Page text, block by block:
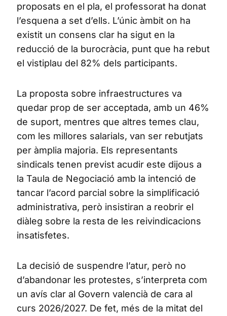
proposats en el pla, el professorat ha donat
l’esquena a set d’ells. L’únic àmbit on ha
existit un consens clar ha sigut en la
reducció de la burocràcia, punt que ha rebut
el vistiplau del 82% dels participants.
La proposta sobre infraestructures va
quedar prop de ser acceptada, amb un 46%
de suport, mentres que altres temes clau,
com les millores salarials, van ser rebutjats
per àmplia majoria. Els representants
sindicals tenen previst acudir este dijous a
la Taula de Negociació amb la intenció de
tancar l’acord parcial sobre la simplificació
administrativa, però insistiran a reobrir el
diàleg sobre la resta de les reivindicacions
insatisfetes.
La decisió de suspendre l’atur, però no
d’abandonar les protestes, s’interpreta com
un avís clar al Govern valencià de cara al
curs 2026/2027. De fet, més de la mitat del